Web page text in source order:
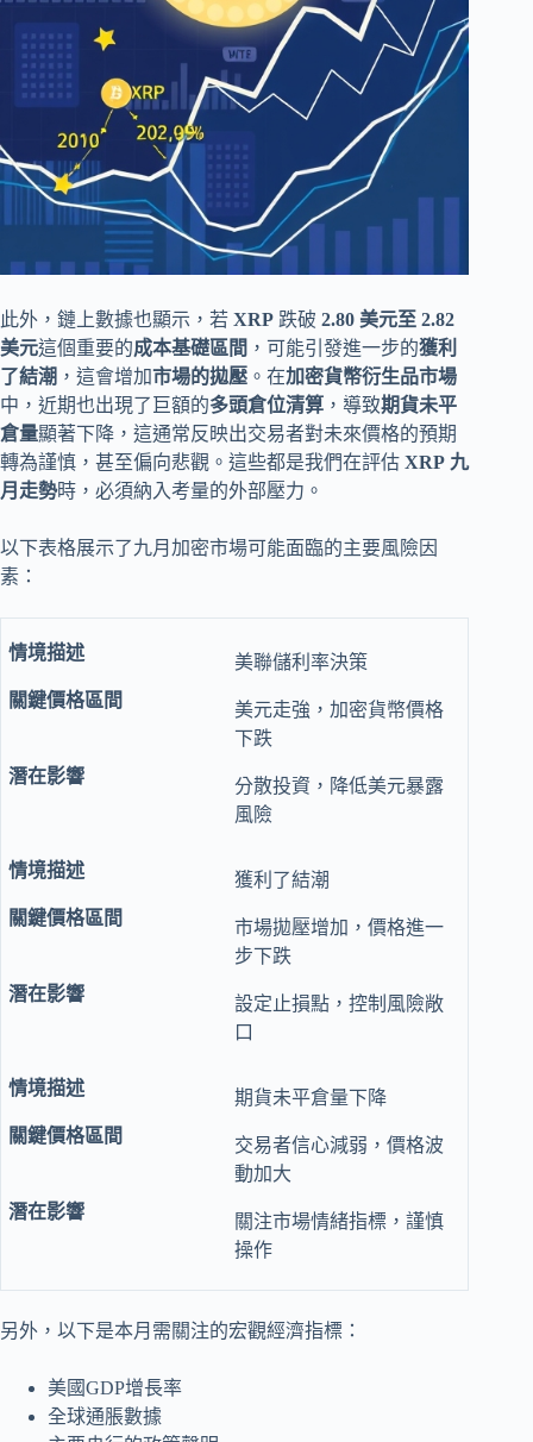
此外，鏈上數據也顯示，若 XRP 跌破 2.80 美元至 2.82
美元這個重要的成本基礎區間 ，可能引發進一步的獲利
了結潮 ，這會增加市場的拋壓 。在加密貨幣衍生品市場
中，近期也出現了巨額的多頭倉位清算 ，導致期貨未平
倉量顯著下降，這通常反映出交易者對未來價格的預期
轉為謹慎，甚至偏向悲觀。這些都是我們在評估 XRP 九
月走勢時，必須納入考量的外部壓力。
以下表格展示了九月加密市場可能面臨的主要風險因
素：
美聯儲利率決策
美元走強，加密貨幣價格
下跌
分散投資，降低美元暴露
風險
獲利了結潮
市場拋壓增加，價格進一
步下跌
設定止損點，控制風險敞
口
期貨未平倉量下降
交易者信心減弱，價格波
動加大
關注市場情緒指標，謹慎
操作
另外，以下是本月需關注的宏觀經濟指標：
美國GDP增長率
全球通脹數據